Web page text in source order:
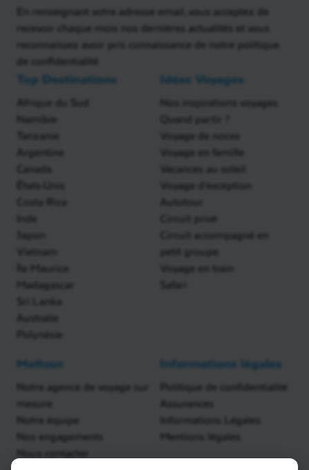
En renseignant votre adresse email, vous acceptez de
recevoir chaque mois nos dernières actualités et vous
reconnaissez avoir pris connaissance de notre politique
de confidentialité
Top Destinations
Afrique du Sud
Namibie
Tanzanie
Argentine
Canada
États-Unis
Costa Rica
Inde
Japon
Vietnam
Île Maurice
Madagascar
Sri Lanka
Australie
Polynésie
Idées Voyages
Nos inspirations voyages
Quand partir ?
Voyage de noces
Voyage en famille
Vacances au soleil
Voyage d'exception
Autotour
Circuit privé
Circuit accompagné en
petit groupe
Voyage en train
Safari
Meltour
Notre agence de voyage sur
mesure
Notre équipe
Nos engagements
Nous contacter
Informations légales
Politique de confidentialité
Assurances
Informations Légales
Mentions légales